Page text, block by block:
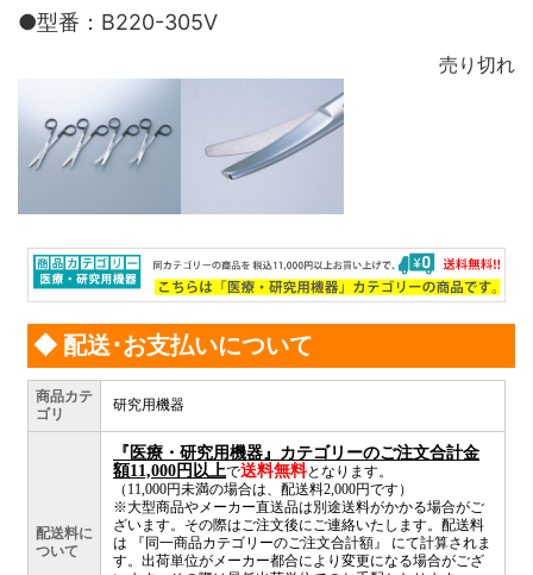
●型番：B220-305V
売り切れ